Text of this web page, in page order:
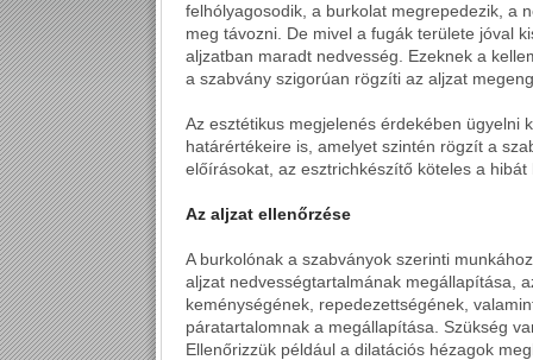
felhólyagosodik, a burkolat megrepedezik, a
meg távozni. De mivel a fugák területe jóval
aljzatban maradt nedvesség. Ezeknek a
a szabvány szigorúan rögzíti az aljzat
Az esztétikus megjelenés érdekében ügyelni
határértékeire is, amelyet szintén rögzít a
előírásokat, az esztrichkészítő köteles a hibát
Az aljzat ellenőrzése
A burkolónak a szabványok szerinti
aljzat nedvességtartalmának megállapítása,
keménységének, repedezettségének,
páratartalomnak a megállapítása. Szükség
Ellenőrizzük például a dilatációs hézagok